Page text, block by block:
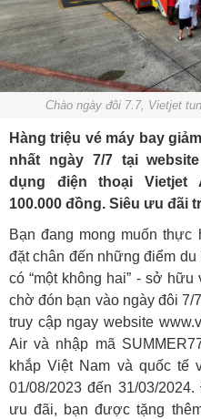
Chào ngày đôi 7.7, Vietjet
Hàng triệu vé máy bay
nhất ngày 7/7 tại
dụng điện thoại Vietjet
100.000 đồng. Siêu ưu đãi
Bạn đang mong muốn thực
đặt chân đến những điểm
có “một không hai” - sở
chờ đón bạn vào ngày đôi 7/
truy cập ngay website
Air và nhập mã
khắp Việt Nam và quốc
01/08/2023 đến 31/03/
ưu đãi, bạn được tặng